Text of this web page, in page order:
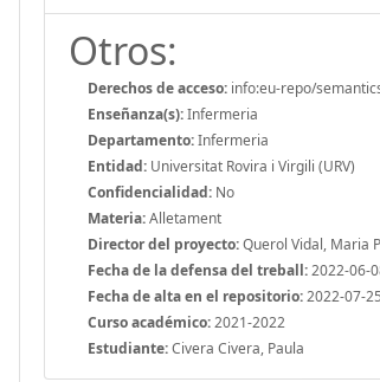
Otros:
Derechos de acceso: info:eu-repo/
Enseñanza(s):Infermeria
Departamento:Infermeria
Entidad: Universitat Rovira i Virgili (URV)
Confidencialidad: No
Materia:Alletament
Director del proyecto:Querol Vidal, Maria
Fecha de la defensa del treball:2022-06-
Fecha de alta en el repositorio:2022-07-25
Curso académico:2021-2022
Estudiante:Civera Civera, Paula